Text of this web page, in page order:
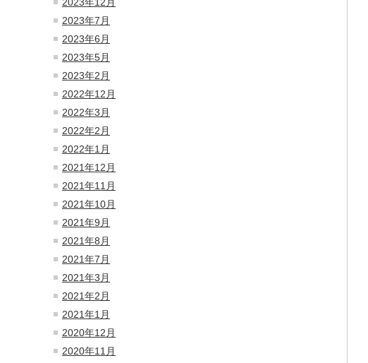
2023年7月
2023年6月
2023年5月
2023年2月
2022年12月
2022年3月
2022年2月
2022年1月
2021年12月
2021年11月
2021年10月
2021年9月
2021年8月
2021年7月
2021年3月
2021年2月
2021年1月
2020年12月
2020年11月